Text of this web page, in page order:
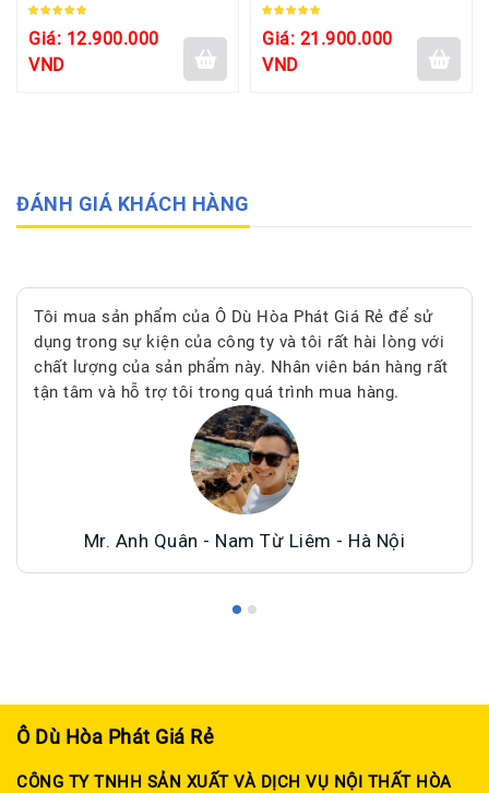
Giá: 12.900.000
VND
Giá: 21.900.000
VND
ĐÁNH GIÁ KHÁCH HÀNG
Tôi mua sản phẩm của Ô Dù Hòa Phát Giá Rẻ để sử
dụng trong sự kiện của công ty và tôi rất hài lòng với
chất lượng của sản phẩm này. Nhân viên bán hàng rất
tận tâm và hỗ trợ tôi trong quá trình mua hàng.
Mr. Anh Quân - Nam Từ Liêm - Hà Nội
Ô Dù Hòa Phát Giá Rẻ
CÔNG TY TNHH SẢN XUẤT VÀ DỊCH VỤ NỘI THẤT HÒA